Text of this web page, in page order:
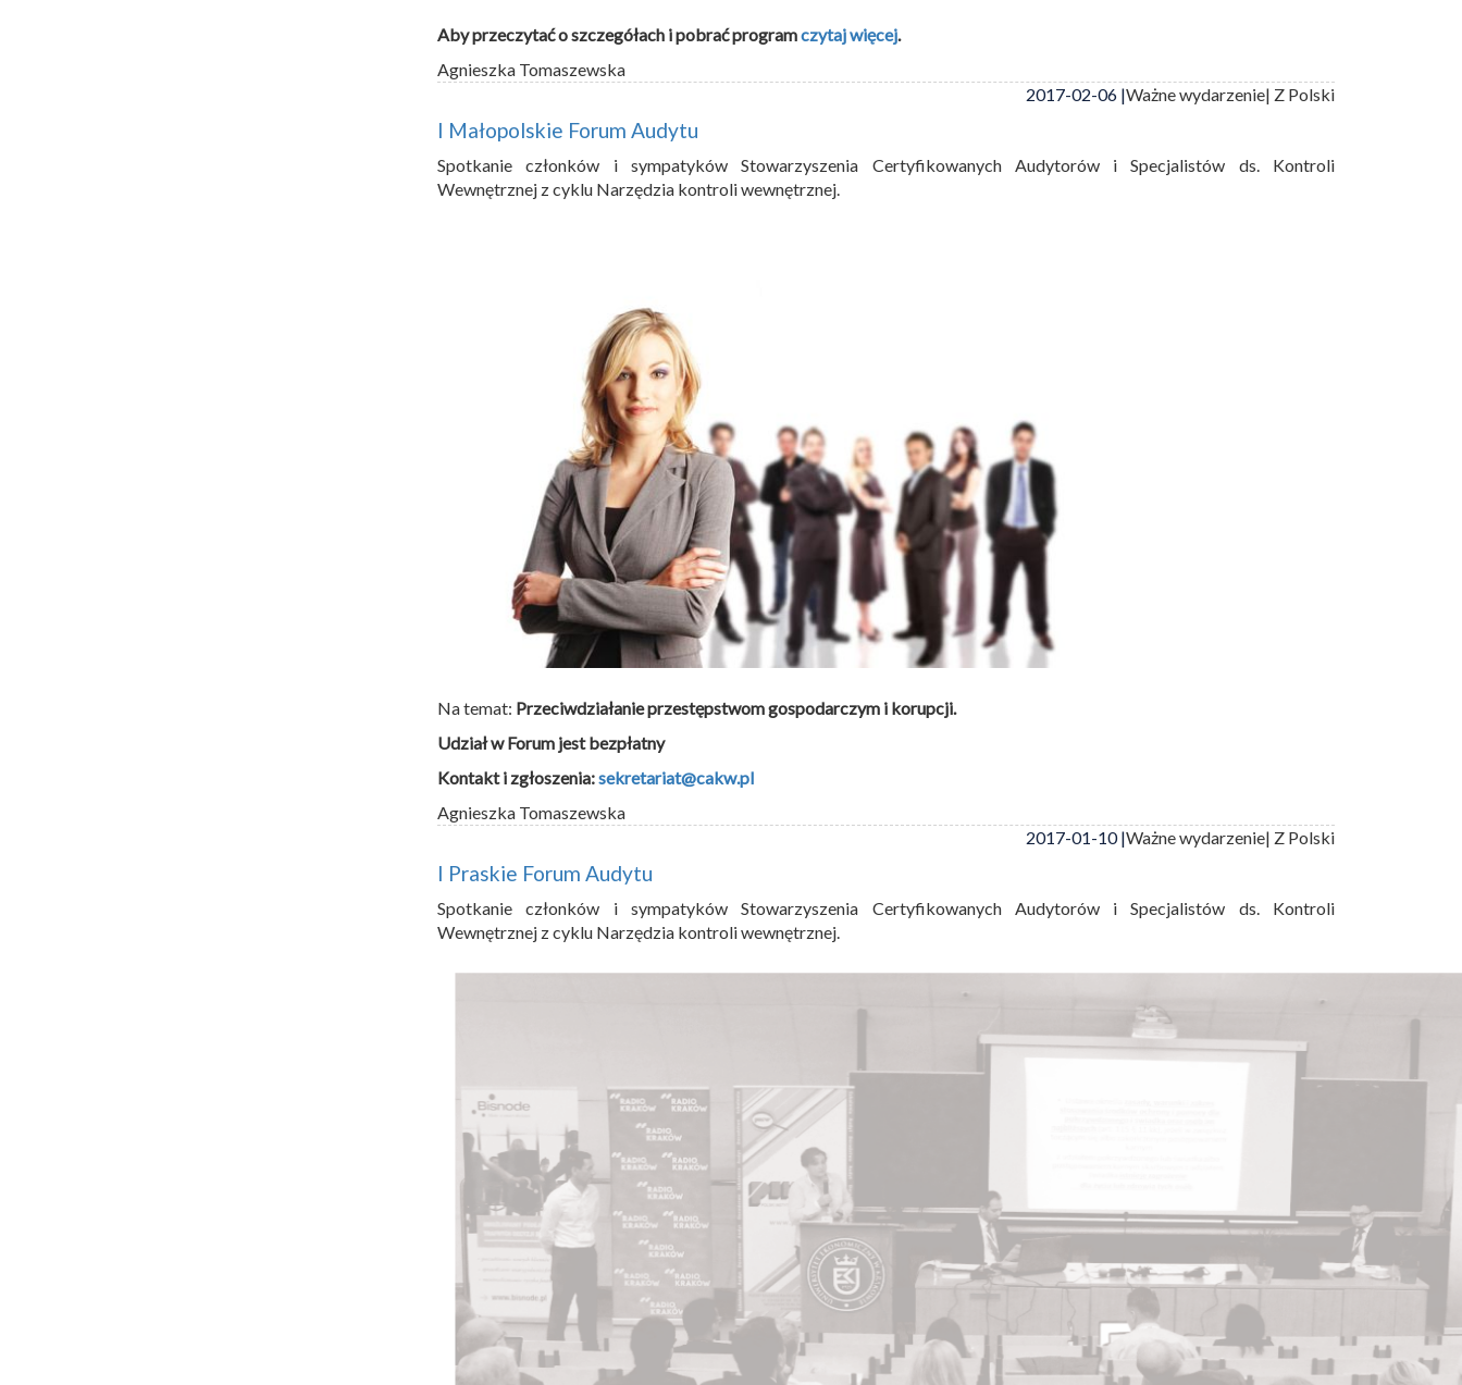
Aby przeczytać o szczegółach i pobrać programczytaj więcej.
Agnieszka Tomaszewska
2017-02-06 |Ważne wydarzenie| Z Polski
I Małopolskie Forum Audytu
Spotkanie członków i sympatyków Stowarzyszenia Certyfikowanych Audytorów i Specjalistów ds. Kontroli
Wewnętrznej z cyklu Narzędzia kontroli wewnętrznej.
Na temat: Przeciwdziałanie przestępstwom gospodarczym i korupcji.
Udział w Forum jest bezpłatny
Kontakt i zgłoszenia:sekretariat@cakw.pl
Agnieszka Tomaszewska
2017-01-10 |Ważne wydarzenie| Z Polski
I Praskie Forum Audytu
Spotkanie członków i sympatyków Stowarzyszenia Certyfikowanych Audytorów i Specjalistów ds. Kontroli
Wewnętrznej z cyklu Narzędzia kontroli wewnętrznej.